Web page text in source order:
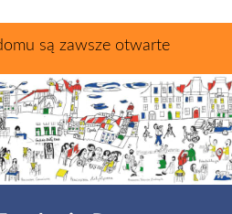
są zawsze otwarte